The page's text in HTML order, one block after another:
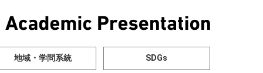
地域・学問系統 SDGs